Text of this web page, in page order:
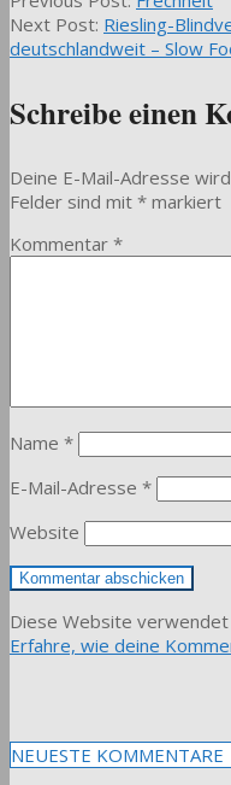
02-
25
Next Post: Riesling-
deutschlandweit – Slow
Schreibe einen
Deine E-Mail-Adresse
Felder sind mit * markiert
Kommentar *
Name *
E-Mail-Adresse *
Website
Diese Website verwendet
Erfahre, wie deine
NEUESTE KOMMENTARE